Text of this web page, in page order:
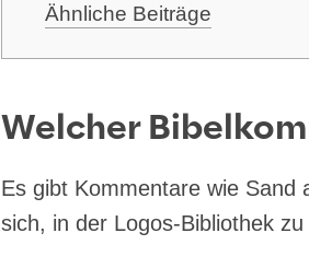
Ähn­li­che Beiträge
Welcher
Es gibt Kom­men­ta­re wie Sand
sich, in der Logos-Biblio­thek